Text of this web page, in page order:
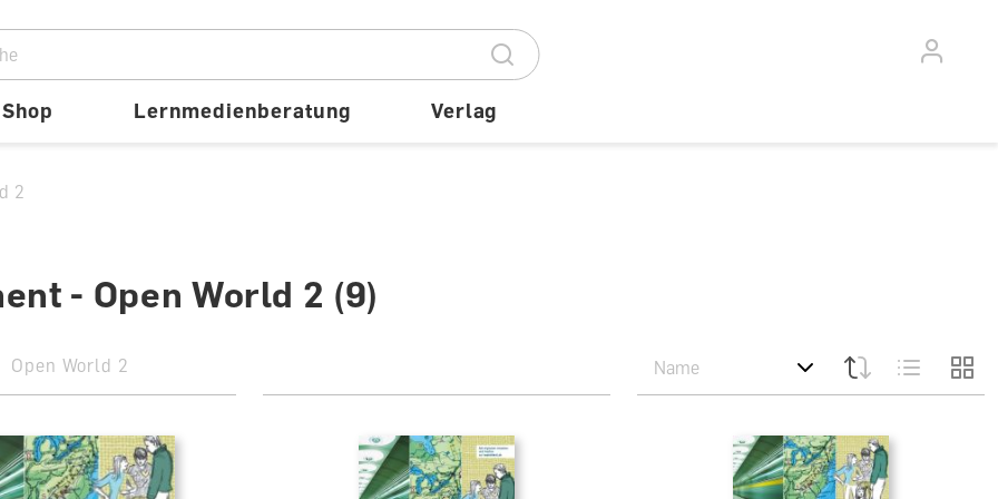
Shop Lernmedienberatung Verlag
2
- Open World 2 (9)
Open World 2